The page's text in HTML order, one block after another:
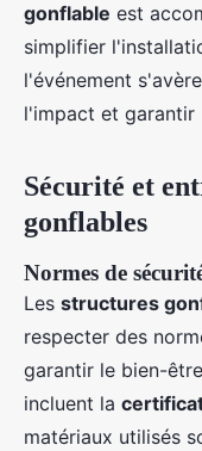
gonflable est
simplifier
l'événement
l'impact et
Sécurité et
gonflables
Normes de
Les structures
respecter des
garantir le bien-
incluent la
matériaux utilisés